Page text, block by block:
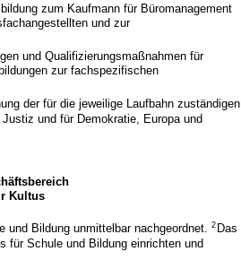
zum Kaufmann für Büromanagement
und zur
und Qualifizierungsmaßnahmen für
zur fachspezifischen
der für die jeweilige Laufbahn zuständigen
und für Demokratie, Europa und
Kultus
und Bildung unmittelbar nachgeordnet.2 Das
für Schule und Bildung einrichten und